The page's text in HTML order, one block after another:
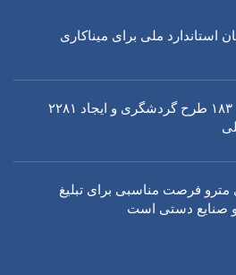
استاندارد ملی برای میناکاری
بهره‌برداری ١٨٣ طرح گردشگری و ایجاد ٢٢٨١
مترو فرصت مناسبی برای تبلیغ
صنایع دستی است